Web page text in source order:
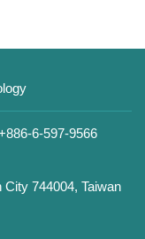
6-597-9566
City 744004, Taiwan